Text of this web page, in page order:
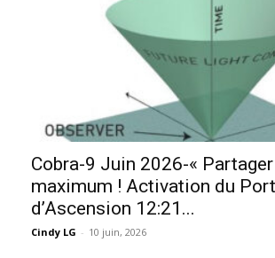
Cobra-9 Juin 2026-«
maximum ! Activation du
d’Ascension 12:21...
Cindy LG - 10 juin, 2026